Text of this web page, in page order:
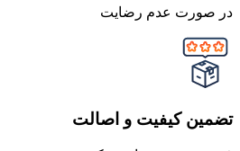
در صورت عدم رضایت
تضمین کیفیت و اصالت